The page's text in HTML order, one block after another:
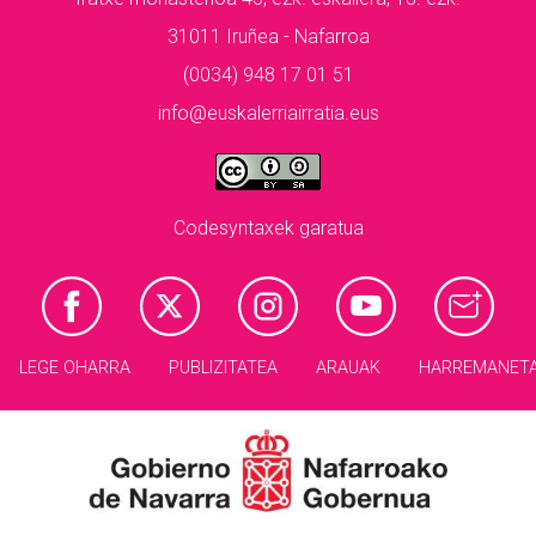
31011 Iruñea - Nafarroa
(0034) 948 17 01 51
info@euskalerriairratia.eus
Codesyntaxek garatua
LEGE OHARRA PUBLIZITATEA ARAUAK